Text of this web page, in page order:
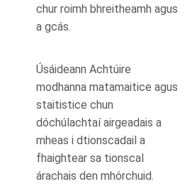
chur roimh bhreitheamh agus
a gcás.
Úsáideann Achtúire
modhanna matamaitice agus
staitistice chun
dóchúlachtaí airgeadais a
mheas i dtionscadail a
fhaightear sa tionscal
árachais den mhórchuid.